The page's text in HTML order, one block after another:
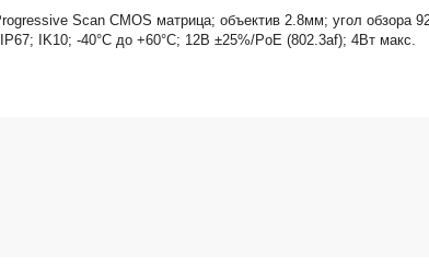
Scan CMOS матрица; объектив 2.8мм; угол обзора
IK10; -40°C до +60°C; 12В ±25%/PoE (802.3af); 4Вт макс.